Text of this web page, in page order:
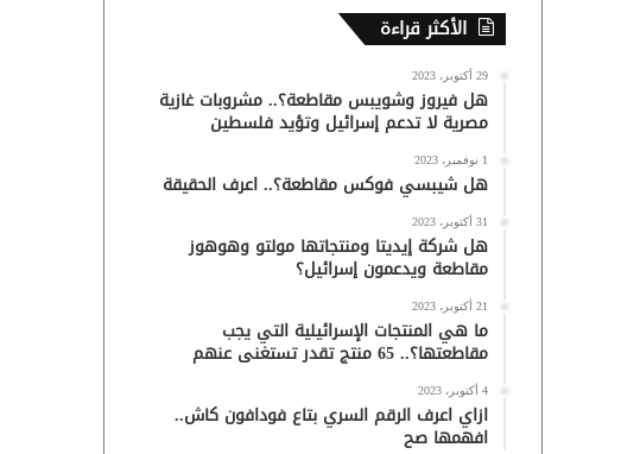
الأكثر قراءة
29 أكتوبر، 2023
هل فيروز وشويبس مقاطعة؟.. مشروبات غازية
مصرية لا تدعم إسرائيل وتؤيد فلسطين
1 نوفمبر، 2023
هل شيبسي فوكس مقاطعة؟.. اعرف الحقيقة
31 أكتوبر، 2023
هل شركة إيديتا ومنتجاتها مولتو وهوهوز
مقاطعة ويدعمون إسرائيل؟
21 أكتوبر، 2023
ما هي المنتجات الإسرائيلية التي يجب
مقاطعتها؟.. 65 منتج تقدر تستغنى عنهم
4 أكتوبر، 2023
ازاي اعرف الرقم السري بتاع فودافون كاش..
افهمها صح